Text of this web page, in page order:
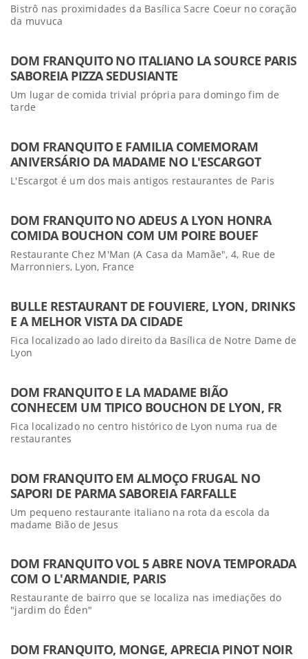
Bistrô nas proximidades da Basílica Sacre Coeur no coração
da muvuca
DOM FRANQUITO NO ITALIANO LA SOURCE PARIS
SABOREIA PIZZA SEDUSIANTE
Um lugar de comida trivial própria para domingo fim de
tarde
DOM FRANQUITO E FAMILIA COMEMORAM
ANIVERSÁRIO DA MADAME NO L'ESCARGOT
L'Escargot é um dos mais antigos restaurantes de Paris
DOM FRANQUITO NO ADEUS A LYON HONRA
COMIDA BOUCHON COM UM POIRE BOUEF
Restaurante Chez M'Man (A Casa da Mamãe", 4, Rue de
Marronniers, Lyon, France
BULLE RESTAURANT DE FOUVIERE, LYON, DRINKS
E A MELHOR VISTA DA CIDADE
Fica localizado ao lado direito da Basílica de Notre Dame de
Lyon
DOM FRANQUITO E LA MADAME BIÃO
CONHECEM UM TIPICO BOUCHON DE LYON, FR
Fica localizado no centro histórico de Lyon numa rua de
restaurantes
DOM FRANQUITO EM ALMOÇO FRUGAL NO
SAPORI DE PARMA SABOREIA FARFALLE
Um pequeno restaurante italiano na rota da escola da
madame Bião de Jesus
DOM FRANQUITO VOL 5 ABRE NOVA TEMPORADA
COM O L'ARMANDIE, PARIS
Restaurante de bairro que se localiza nas imediações do
"jardim do Éden"
DOM FRANQUITO, MONGE, APRECIA PINOT NOIR